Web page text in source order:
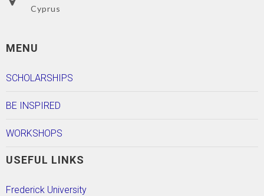
Cyprus
MENU
SCHOLARSHIPS
BE INSPIRED
WORKSHOPS
USEFUL LINKS
Frederick University